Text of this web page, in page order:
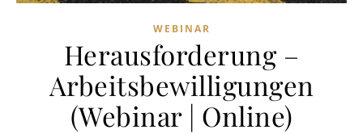
WEBINAR
Herausforderung –
Arbeitsbewilligungen
(Webinar | Online)